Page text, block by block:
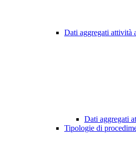
Dati aggregati attività
Dati aggregati
Tipologie di